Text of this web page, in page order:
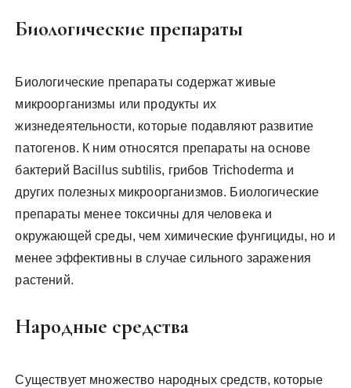
Биологические препараты
Биологические препараты содержат живые
микроорганизмы или продукты их
жизнедеятельности, которые подавляют развитие
патогенов. К ним относятся препараты на основе
бактерий Bacillus subtilis, грибов Trichoderma и
других полезных микроорганизмов. Биологические
препараты менее токсичны для человека и
окружающей среды, чем химические фунгициды, но и
менее эффективны в случае сильного заражения
растений.
Народные средства
Существует множество народных средств, которые